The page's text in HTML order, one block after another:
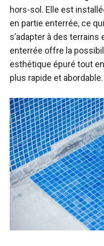
hors-sol. Elle est
en partie enterrée, ce
s’adapter à des
enterrée offre la
esthétique épuré tout
plus rapide et abordable.